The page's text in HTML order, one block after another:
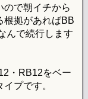
ので朝イチから
根拠があればBB
んで続行します
・RB12をベー
プです。